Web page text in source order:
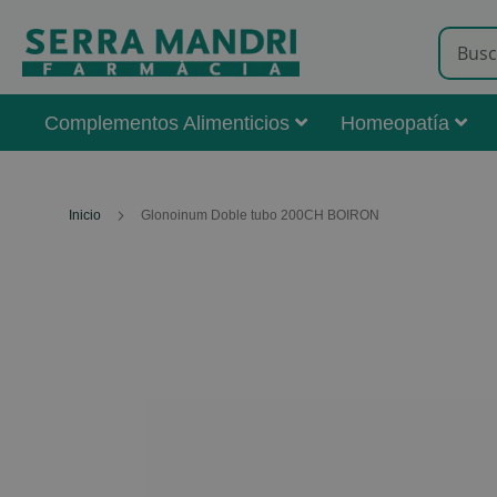
Complementos Alimenticios Homeopatía
Inicio Glonoinum Doble tubo 200CH BOIRON